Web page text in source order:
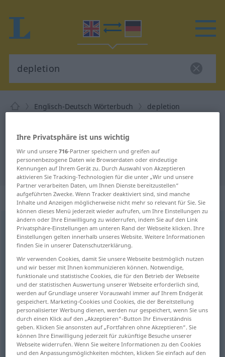
Englisch-Deutsch Wörterbuch depletion
"depletion"
"depletion" Deutsch Übersetzung
„depletion“: noun
depletion [-ʃən]s
Übersicht aller Übersetzungen
(Für mehr Details die Übersetzung anklicken/antippen)
Entleerung Erschöpfung, Ausbeutung
Flüssigkeitsentzug, Flüssigkeitsarmut,
Kräfteverfall
Erschöpfungszustand
Ihre Privatsphäre ist uns wichtig
Wir und unsere716-Partner speichern und greifen auf
personenbezogene Daten wie Browserdaten oder eindeutige
Kennungen auf Ihrem Gerät zu. Durch Auswahl von Akzeptieren
aktivieren Sie Tracking-Technologien für die unter „Wir und unsere
Partner verarbeiten Daten, um Ihnen Dienste bereitzustellen“
aufgeführten Zwecke. Wenn Tracker deaktiviert sind, sind manche
Inhalte und Anzeigen möglicherweise nicht mehr so relevant für Sie. Sie
können dieses Menü jederzeit wieder aufrufen, um Ihre Einstellungen zu
ändern oder Ihre Einwilligung zu widerrufen, indem Sie auf den Link
Privatsphäre-Einstellungen am unteren Rand der Webseite klicken. Ihre
Einstellungen gelten innerhalb unseres Website. Weitere Informationen
finden Sie in unserer Datenschutzerklärung.
Wir verwenden Cookies, damit Sie unsere Webseite bestmöglich nutzen
und wir besser mit Ihnen kommunizieren können. Notwendige,
funktionale und statistische Cookies, die für den Betrieb der Webseite
und der statistischen Auswertung unserer Webseite erforderlich sind,
werden auf Grundlage unserer Vorauswahl immer auf Ihrem Endgerät
gespeichert. Marketing-Cookies und Cookies, die der Bereitstellung
personalisierter Werbung dienen, werden nur gespeichert, wenn Sie uns
durch einen Klick auf den „Akzeptieren“-Button Ihr Einverständnis
geben. Klicken Sie ansonsten auf „Fortfahren ohne Akzeptieren“. Sie
können Ihre Einwilligung jederzeit für zukünftige Besuche unserer
Webseite widerrufen. Wenn Sie weitere Informationen zu den Cookies
und den Anpassungsmöglichkeiten möchten, klicken Sie einfach auf den